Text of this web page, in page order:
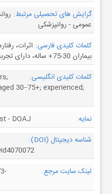
گرایش های تحصیلی مرتبط:
عمومی - روانپزشکی
کلمات کلیدی فارسی: اثرات،
بیماران 30-75+ ساله، دارای تجربه، کووید-19
کلمات کلیدی انگلیسی:
30–75+; experienced;
نمایه:
- DOAJ
شناسه دیجیتال (DOI):
لینک سایت مرجع: